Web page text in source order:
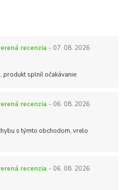
recenzia - 07. 08. 2026
produkt splnil očakávanie
recenzia - 06. 08. 2026
s týmto obchodom, vrelo
recenzia - 06. 08. 2026